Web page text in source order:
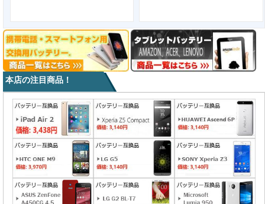
本店の注目商品！